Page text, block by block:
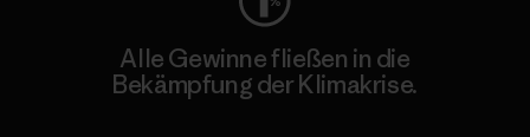
Alle Gewinne fließen in die
Bekämpfung der Klimakrise.